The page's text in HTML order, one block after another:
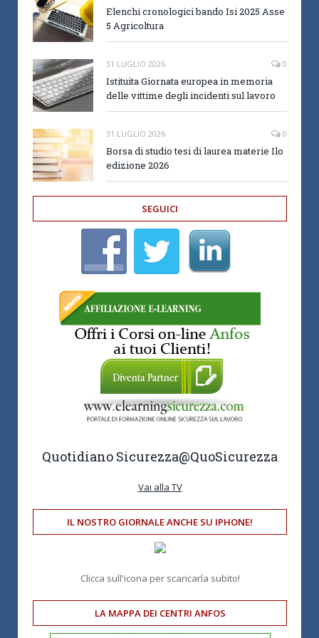
Elenchi cronologici bando Isi 2025 Asse
5 Agricoltura
31 LUGLIO 2026 0
Istituita Giornata europea in memoria
delle vittime degli incidenti sul lavoro
31 LUGLIO 2026 0
Borsa di studio tesi di laurea materie Ilo
edizione 2026
SEGUICI
Quotidiano Sicurezza@QuoSicurezza
Vai alla TV
IL NOSTRO GIORNALE ANCHE SU IPHONE!
Clicca sull'icona per scaricarla subito!
LA MAPPA DEI CENTRI ANFOS